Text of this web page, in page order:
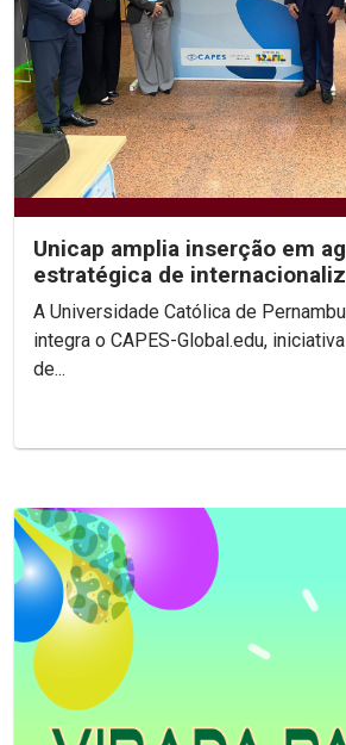
Unicap amplia inserção em
estratégica de
A Universidade Católica de
integra o CAPES-Global.edu,
de...